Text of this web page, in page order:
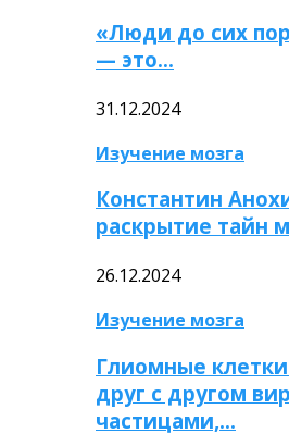
«Люди до сих
— это…
31.12.2024
Изучение мозга
Константин
раскрытие тайн
26.12.2024
Изучение мозга
Глиомные
друг с другом
частицами,…